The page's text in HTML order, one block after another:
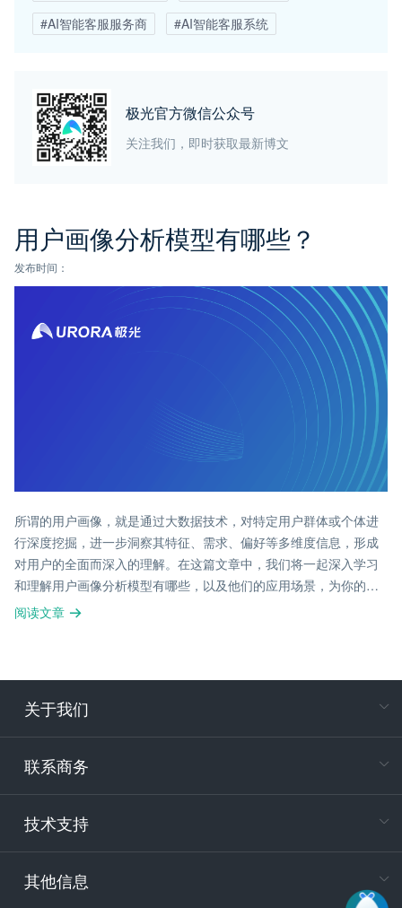
用户画像分析模型有哪些？
发布时间：
所谓的用户画像，就是通过大数据技术，对特定用户群体或个体进
行深度挖掘，进一步洞察其特征、需求、偏好等多维度信息，形成
对用户的全面而深入的理解。在这篇文章中，我们将一起深入学习
和理解用户画像分析模型有哪些，以及他们的应用场景，为你的项
目决策提供有力支持。
阅读文章
#AI智能客服服务商
#AI智能客服系统
极光官方微信公众号
关注我们，即时获取最新博文
关于我们
联系商务
技术支持
其他信息
电
400-